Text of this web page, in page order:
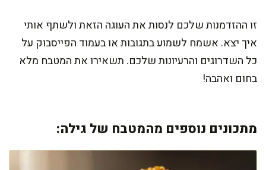
זו ההזדמנות שלכם לנסות את העוגה הזאת ולשתף אותי
איך יצא. אשמח לשמוע בתגובות או בעמוד הפייסבוק על
כל השדרוגים והרעיונות שלכם. תשאירו את המטבח מלא
בחום ואהבה!
מתכונים נוספים מהמטבח של גילה: